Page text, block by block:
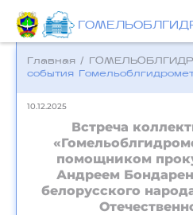
Главная /
события
10.12.2025
Встреча
помощником
Андреем
белорусского